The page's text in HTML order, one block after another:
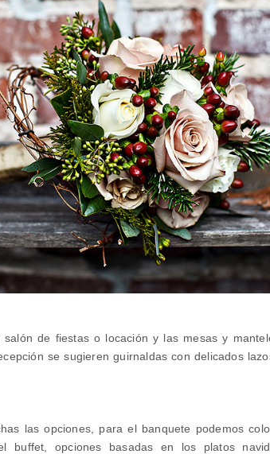
de fiestas o locación y las mesas y
se sugieren guirnaldas con delicados
las opciones, para el banquete podemos
buffet, opciones basadas en los platos